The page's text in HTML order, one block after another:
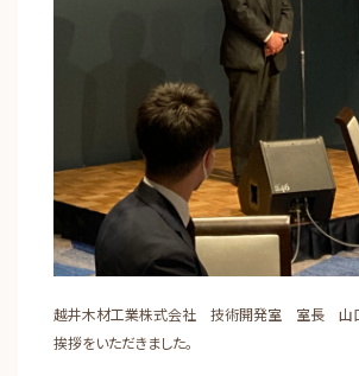
越井木材工業株式会社 技術開発室 室長 山口
挨拶をいただきました。